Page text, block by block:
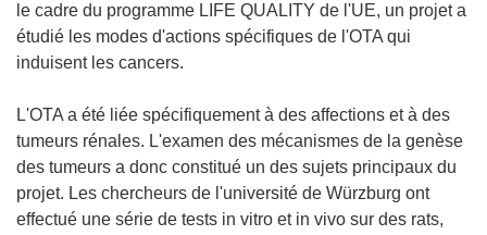
le cadre du programme LIFE QUALITY de l'UE, un projet a
étudié les modes d'actions spécifiques de l'OTA qui
induisent les cancers.
L'OTA a été liée spécifiquement à des affections et à des
tumeurs rénales. L'examen des mécanismes de la genèse
des tumeurs a donc constitué un des sujets principaux du
projet. Les chercheurs de l'université de Würzburg ont
effectué une série de tests in vitro et in vivo sur des rats,